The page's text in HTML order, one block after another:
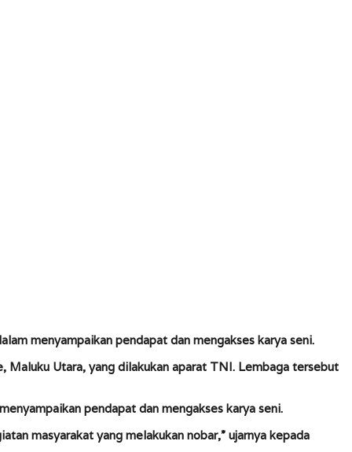
menyampaikan pendapat dan mengakses karya seni.
Maluku Utara, yang dilakukan aparat TNI. Lembaga tersebut
pendapat dan mengakses karya seni.
masyarakat yang melakukan nobar,” ujarnya kepada